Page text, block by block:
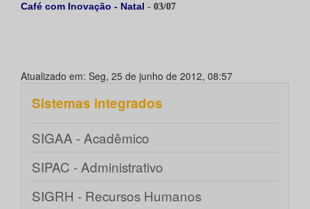
Café com Inovação - Natal - 03/07
Atualizado em: Seg, 25 de junho de 2012, 08:57
Sistemas integrados
SIGAA - Acadêmico
SIPAC - Administrativo
SIGRH - Recursos Humanos